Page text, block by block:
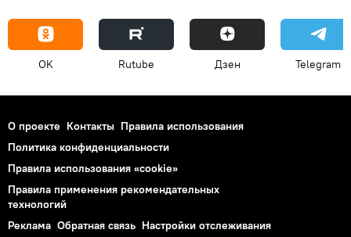
OK Rutube Дзен Telegram
О проекте Контакты Правила использования
Политика конфиденциальности
Правила использования «cookie»
Правила применения рекомендательных
технологий
Реклама Обратная связь Настройки отслеживания